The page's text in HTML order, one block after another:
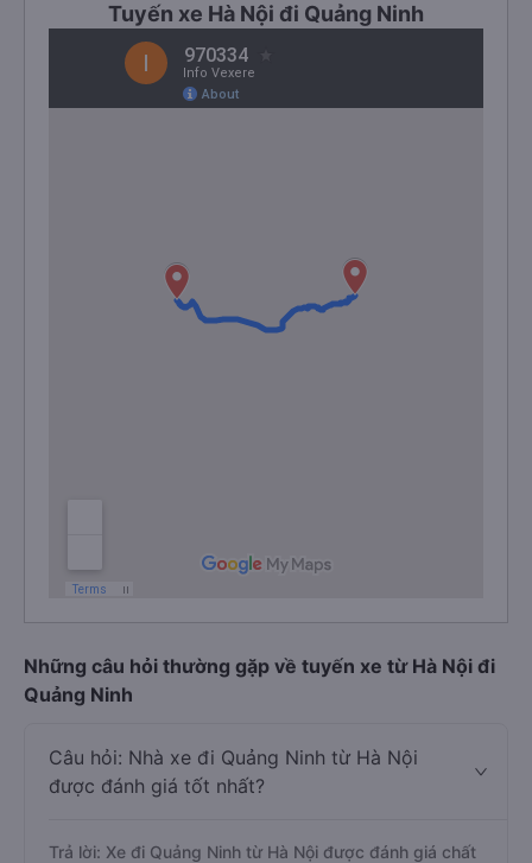
Tuyến xe Hà Nội đi Quảng Ninh
Những câu hỏi thường gặp về tuyến xe từ Hà Nội đi
Quảng Ninh
Câu hỏi: Nhà xe đi Quảng Ninh từ Hà Nội
được đánh giá tốt nhất?
Trả lời: Xe đi Quảng Ninh từ Hà Nội được đánh giá chất